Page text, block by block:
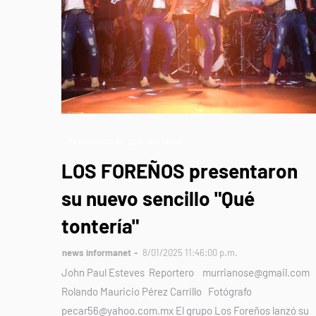
LOS FOREÑOS presentaron
su nuevo sencillo "Qué
tontería"
news informanet 8/01/2025 11:46:00 p.m.
John Paul Esteves Reportero murrianose@gmail.com
Rolando Mauricio Pérez Carrillo Fotógrafo
pecar56@yahoo.com.mx El grupo Los Foreños lanzó su